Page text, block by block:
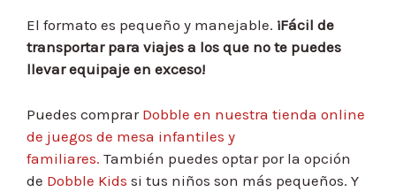
El formato es pequeño y manejable. ¡Fácil de
transportar para viajes a los que no te puedes
llevar equipaje en exceso!
Puedes comprar Dobble en nuestra tienda online
de juegos de mesa infantiles y
familiares. También puedes optar por la opción
de Dobble Kids si tus niños son más pequeños. Y